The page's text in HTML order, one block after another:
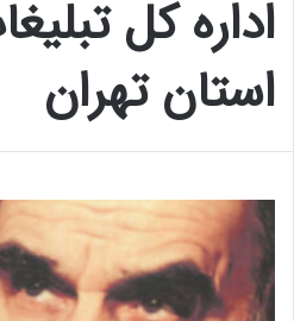
اداره کل
استان تهران